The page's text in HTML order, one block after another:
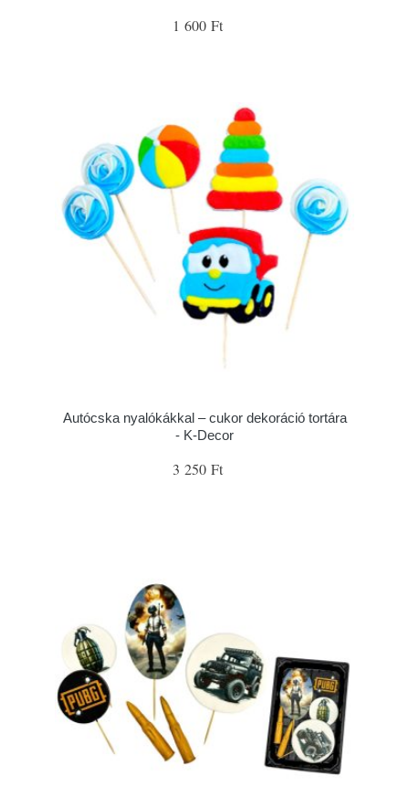
1 600 Ft
Autócska nyalókákkal – cukor dekoráció tortára
- K-Decor
3 250 Ft